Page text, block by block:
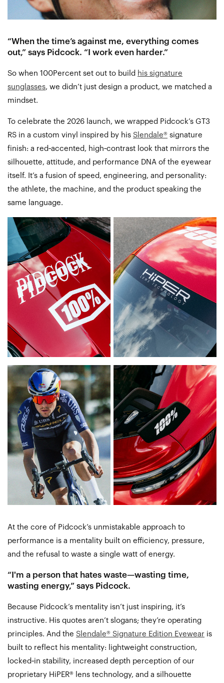
“When the time’s against me, everything comes
out,” says Pidcock. “I work even harder.”
So when 100Percent set out to build his signature
sunglasses, we didn’t just design a product, we matched a
mindset.
To celebrate the 2026 launch, we wrapped Pidcock’s GT3
RS in a custom vinyl inspired by his Slendale® signature
finish: a red‑accented, high‑contrast look that mirrors the
silhouette, attitude, and performance DNA of the eyewear
itself. It’s a fusion of speed, engineering, and personality:
the athlete, the machine, and the product speaking the
same language.
At the core of Pidcock’s unmistakable approach to
performance is a mentality built on efficiency, pressure,
and the refusal to waste a single watt of energy.
“I'm a person that hates waste—wasting time,
wasting energy,” says Pidcock.
Because Pidcock’s mentality isn’t just inspiring, it’s
instructive. His quotes aren’t slogans; they’re operating
principles. And the Slendale® Signature Edition Eyewear is
built to reflect his mentality: lightweight construction,
locked‑in stability, increased depth perception of our
proprietary HiPER® lens technology, and a silhouette